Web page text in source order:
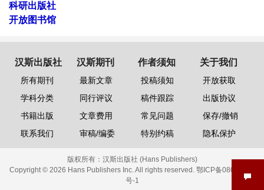
科研出版社
开放图书馆
汉斯出版社
所有期刊
学科分类
书籍出版
联系我们
汉斯期刊
最新文章
同行评议
文章费用
审稿/编委
作者须知
投稿须知
稿件跟踪
常见问题
特别约稿
关于我们
开放获取
出版协议
保存/撤销
隐私保护
版权所有： 汉斯出版社 (Hans Publishers)
Copyright © 2026 Hans Publishers Inc. All rights reserved. 鄂ICP备08006613
号-1